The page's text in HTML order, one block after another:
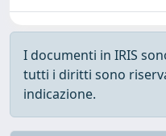
I documenti in IRIS
tutti i diritti sono
indicazione.